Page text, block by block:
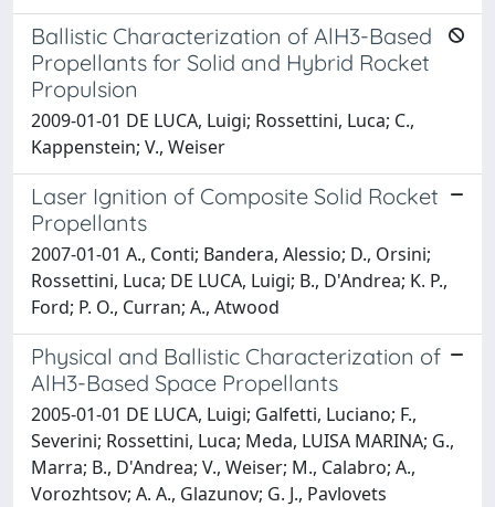
Ballistic Characterization of AlH3-Based
Propellants for Solid and Hybrid Rocket
Propulsion
2009-01-01 DE LUCA, Luigi; Rossettini, Luca; C.,
Kappenstein; V., Weiser
Laser Ignition of Composite Solid Rocket
Propellants
2007-01-01 A., Conti; Bandera, Alessio; D., Orsini;
Rossettini, Luca; DE LUCA, Luigi; B., D'Andrea; K. P.,
Ford; P. O., Curran; A., Atwood
Physical and Ballistic Characterization of
AlH3-Based Space Propellants
2005-01-01 DE LUCA, Luigi; Galfetti, Luciano; F.,
Severini; Rossettini, Luca; Meda, LUISA MARINA; G.,
Marra; B., D'Andrea; V., Weiser; M., Calabro; A.,
Vorozhtsov; A. A., Glazunov; G. J., Pavlovets